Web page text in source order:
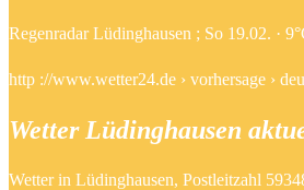
Regenradar Lüdinghausen ; So 19.02. ·
http ://www.wetter24.de › vorhersage ›
Wetter Lüdinghausen
Wetter in Lüdinghausen, Postleitzahl